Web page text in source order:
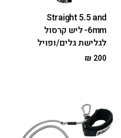
Straight 5.5 and
6mm- ליש קרסול
לגלישת גלים/ופויל
₪ 200